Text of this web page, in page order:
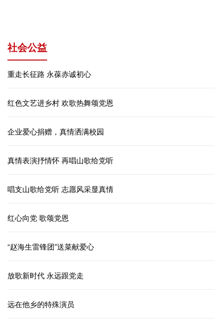
社会公益
重走长征路 永葆赤诚初心
红色文艺进乡村 欢歌热舞颂党恩
企业爱心捐赠，真情洒满校园
真情表演抒情怀 再唱山歌给党听
唱支山歌给党听 志愿风采显真情
红心向党 歌颂党恩
“赵海生雷锋团”送菜献爱心
放歌新时代 永远跟党走
远在他乡的特殊演员